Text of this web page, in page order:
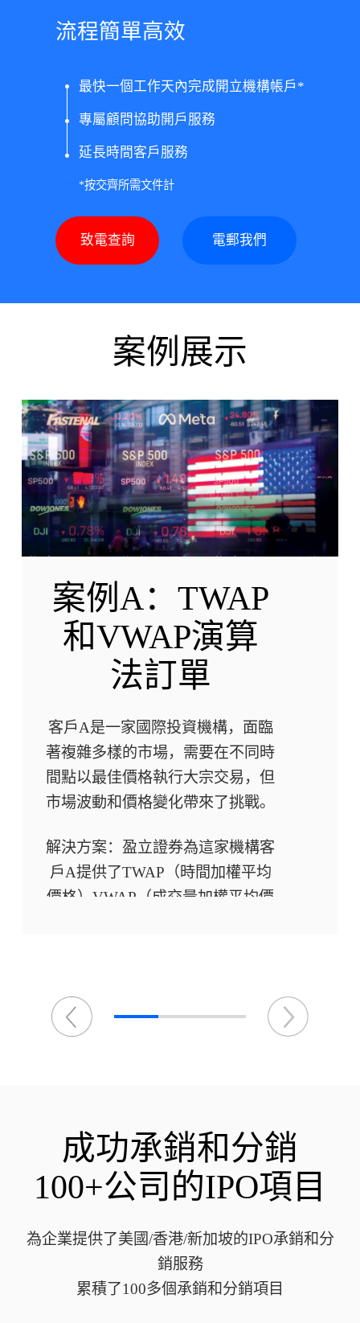
流程簡單高效
最快一個工作天內完成開立機構帳戶*
專屬顧問協助開戶服務
延長時間客戶服務
*按交齊所需文件計
致電查詢 電郵我們
案例展示
案例A：TWAP
和VWAP演算
法訂單
客戶A是一家國際投資機構，面臨
著複雜多樣的市場，需要在不同時
間點以最佳價格執行大宗交易，但
市場波動和價格變化帶來了挑戰。
解決方案：盈立證券為這家機構客
戶A提供了TWAP（時間加權平均
價格）VWAP（成交量加權平均價
結果：盈立證券的專業級平台為他
們提供了關鍵的工具，以應對複雜
解決了大宗交易的難題。
成功承銷和分銷
100+公司的IPO項目
為企業提供了美國/香港/新加坡的IPO承銷和分
銷服務
累積了100多個承銷和分銷項目